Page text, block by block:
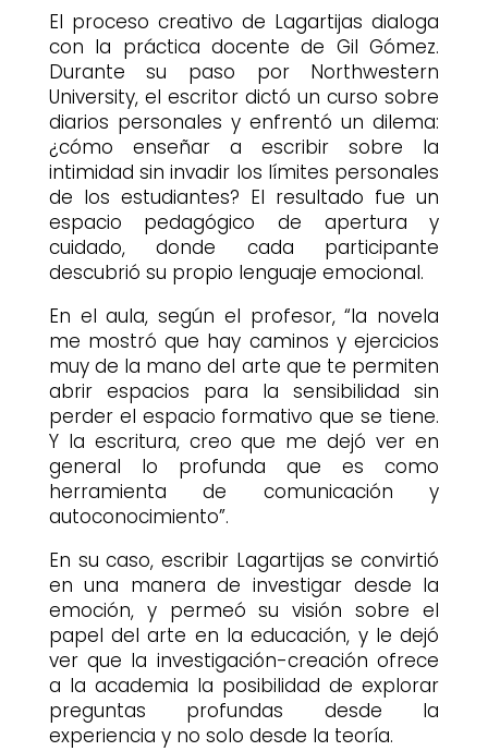
El proceso creativo de Lagartijas dialoga
con la práctica docente de Gil Gómez.
Durante su paso por Northwestern
University, el escritor dictó un curso sobre
diarios personales y enfrentó un dilema:
¿cómo enseñar a escribir sobre la
intimidad sin invadir los límites personales
de los estudiantes? El resultado fue un
espacio pedagógico de apertura y
cuidado, donde cada participante
descubrió su propio lenguaje emocional.
En el aula, según el profesor, “la novela
me mostró que hay caminos y ejercicios
muy de la mano del arte que te permiten
abrir espacios para la sensibilidad sin
perder el espacio formativo que se tiene.
Y la escritura, creo que me dejó ver en
general lo profunda que es como
herramienta de comunicación y
autoconocimiento”.
En su caso, escribir Lagartijas se convirtió
en una manera de investigar desde la
emoción, y permeó su visión sobre el
papel del arte en la educación, y le dejó
ver que la investigación-creación ofrece
a la academia la posibilidad de explorar
preguntas profundas desde la
experiencia y no solo desde la teoría.